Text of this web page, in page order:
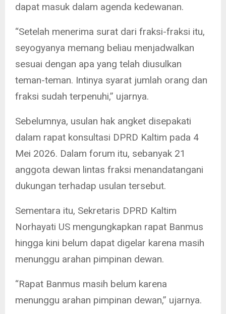
dapat masuk dalam agenda kedewanan.
“Setelah menerima surat dari fraksi-fraksi itu,
seyogyanya memang beliau menjadwalkan
sesuai dengan apa yang telah diusulkan
teman-teman. Intinya syarat jumlah orang dan
fraksi sudah terpenuhi,” ujarnya.
Sebelumnya, usulan hak angket disepakati
dalam rapat konsultasi DPRD Kaltim pada 4
Mei 2026. Dalam forum itu, sebanyak 21
anggota dewan lintas fraksi menandatangani
dukungan terhadap usulan tersebut.
Sementara itu, Sekretaris DPRD Kaltim
Norhayati US mengungkapkan rapat Banmus
hingga kini belum dapat digelar karena masih
menunggu arahan pimpinan dewan.
“Rapat Banmus masih belum karena
menunggu arahan pimpinan dewan,” ujarnya.